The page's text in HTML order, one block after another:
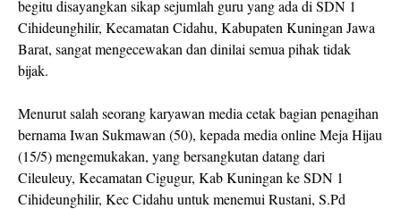
begitu disayangkan sikap sejumlah guru yang ada di SDN 1
Cihideunghilir, Kecamatan Cidahu, Kabupaten Kuningan Jawa
Barat, sangat mengecewakan dan dinilai semua pihak tidak
bijak.
Menurut salah seorang karyawan media cetak bagian penagihan
bernama Iwan Sukmawan (50), kepada media online Meja Hijau
(15/5) mengemukakan, yang bersangkutan datang dari
Cileuleuy, Kecamatan Cigugur, Kab Kuningan ke SDN 1
Cihideunghilir, Kec Cidahu untuk menemui Rustani, S.Pd